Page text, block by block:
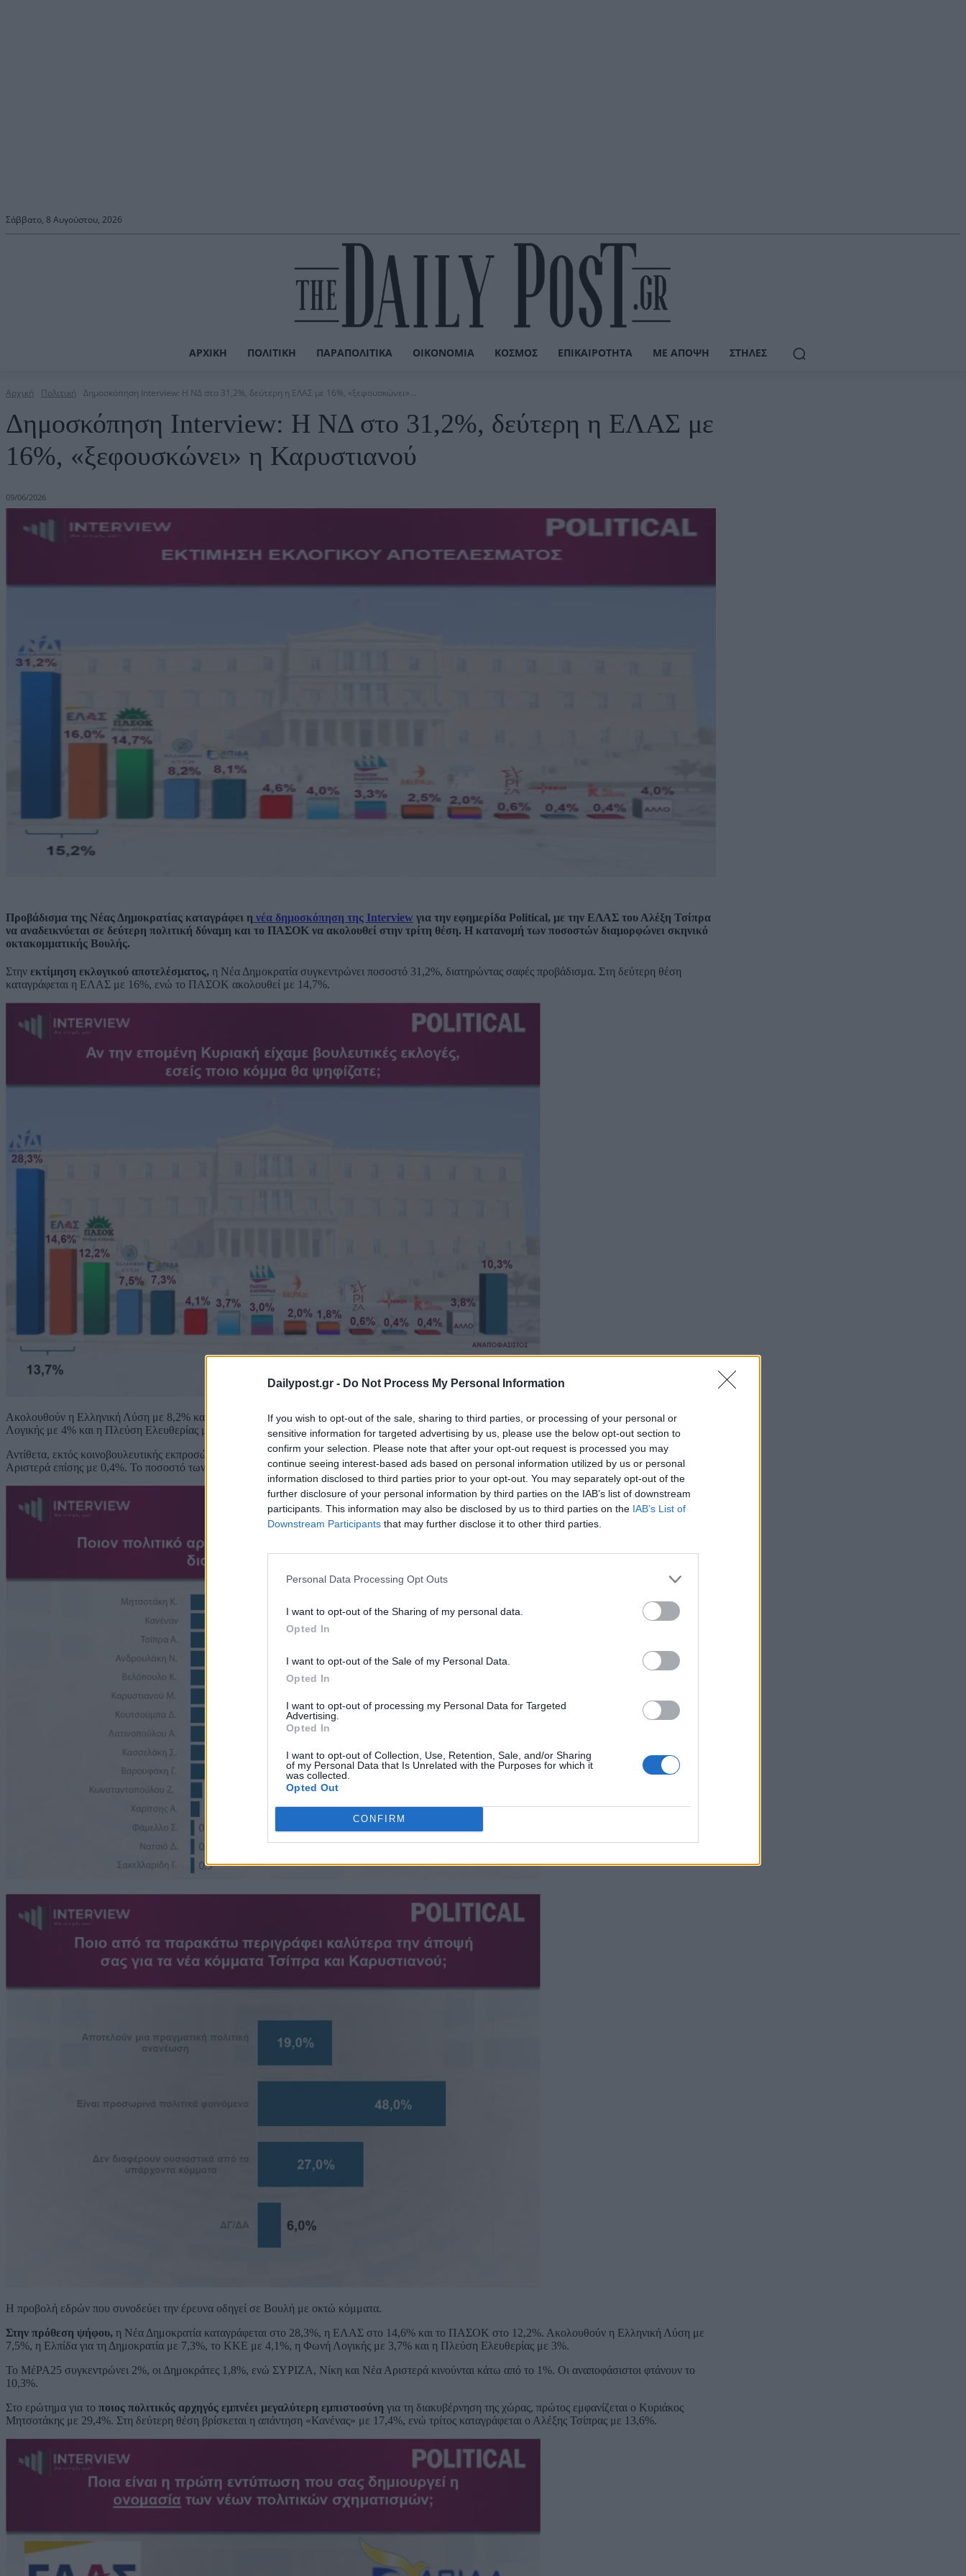
Dailypost.gr - Do Not Process My Personal Information
If you wish to opt-out of the sale, sharing to third parties, or processing of your personal or
sensitive information for targeted advertising by us, please use the below opt-out section to
confirm your selection. Please note that after your opt-out request is processed you may
continue seeing interest-based ads based on personal information utilized by us or personal
information disclosed to third parties prior to your opt-out. You may separately opt-out of the
further disclosure of your personal information by third parties on the IAB’s list of downstream
participants. This information may also be disclosed by us to third parties on the IAB’s List of
Downstream Participants that may further disclose it to other third parties.
Personal Data Processing Opt Outs
I want to opt-out of the Sharing of my personal data.
Opted In
I want to opt-out of the Sale of my Personal Data.
Opted In
I want to opt-out of processing my Personal Data for Targeted
Advertising.
Opted In
I want to opt-out of Collection, Use, Retention, Sale, and/or Sharing
of my Personal Data that Is Unrelated with the Purposes for which it
was collected.
Opted Out
CONFIRM
Σάββατο, 8 Αυγούστου, 2026
ΑΡΧΙΚΉ ΠΟΛΙΤΙΚΉ ΠΑΡΑΠΟΛΙΤΙΚΆ ΟΙΚΟΝΟΜΊΑ ΚΌΣΜΟΣ ΕΠΙΚΑΙΡΌΤΗΤΑ ΜΕ ΆΠΟΨΗ ΣΤΉΛΕΣ
Αρχική Πολιτική Δημοσκόπηση Interview: Η ΝΔ στο 31,2%, δεύτερη η ΕΛΑΣ με 16%, «ξεφουσκώνει»...
Δημοσκόπηση Interview: Η ΝΔ στο 31,2%, δεύτερη η ΕΛΑΣ με
16%, «ξεφουσκώνει» η Καρυστιανού
09/06/2026
Προβάδισμα της Νέας Δημοκρατίας καταγράφει η νέα δημοσκόπηση της Interview για την εφημερίδα Political, με την ΕΛΑΣ του Αλέξη Τσίπρα
να αναδεικνύεται σε δεύτερη πολιτική δύναμη και το ΠΑΣΟΚ να ακολουθεί στην τρίτη θέση. Η κατανομή των ποσοστών διαμορφώνει σκηνικό
οκτακομματικής Βουλής.
Στην εκτίμηση εκλογικού αποτελέσματος, η Νέα Δημοκρατία συγκεντρώνει ποσοστό 31,2%, διατηρώντας σαφές προβάδισμα. Στη δεύτερη θέση
καταγράφεται η ΕΛΑΣ με 16%, ενώ το ΠΑΣΟΚ ακολουθεί με 14,7%.
Ακολουθούν η Ελληνική Λύση με 8,2% και η Ελπίδα για τη Δημοκρατία με 8,1%, ενώ εντός Βουλής εμφανίζονται επίσης το ΚΚΕ με 4,6%, η Φωνή
Λογικής με 4% και η Πλεύση Ελευθερίας με 3,3%.
Αντίθετα, εκτός κοινοβουλευτικής εκπροσώπησης μένουν το ΜέΡΑ25 με 2,5%, οι Δημοκράτες με 2%, ο ΣΥΡΙΖΑ με 0,6%, η Νίκη με 0,4% και η Νέα
Αριστερά επίσης με 0,4%. Το ποσοστό των λοιπών κομμάτων διαμορφώνεται στο 4%.
Η προβολή εδρών που συνοδεύει την έρευνα οδηγεί σε Βουλή με οκτώ κόμματα.
Στην πρόθεση ψήφου, η Νέα Δημοκρατία καταγράφεται στο 28,3%, η ΕΛΑΣ στο 14,6% και το ΠΑΣΟΚ στο 12,2%. Ακολουθούν η Ελληνική Λύση με
7,5%, η Ελπίδα για τη Δημοκρατία με 7,3%, το ΚΚΕ με 4,1%, η Φωνή Λογικής με 3,7% και η Πλεύση Ελευθερίας με 3%.
Το ΜέΡΑ25 συγκεντρώνει 2%, οι Δημοκράτες 1,8%, ενώ ΣΥΡΙΖΑ, Νίκη και Νέα Αριστερά κινούνται κάτω από το 1%. Οι αναποφάσιστοι φτάνουν το
10,3%.
Στο ερώτημα για το ποιος πολιτικός αρχηγός εμπνέει μεγαλύτερη εμπιστοσύνη για τη διακυβέρνηση της χώρας, πρώτος εμφανίζεται ο Κυριάκος
Μητσοτάκης με 29,4%. Στη δεύτερη θέση βρίσκεται η απάντηση «Κανένας» με 17,4%, ενώ τρίτος καταγράφεται ο Αλέξης Τσίπρας με 13,6%.